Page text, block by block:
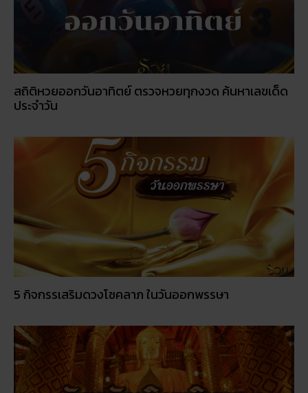
สถิติหวยออกวันอาทิตย์ ตรวจหวยทุกงวด ค้นหาเลขเด็ด
ประจำวัน
5 กิจกรรเสริมดวงโชคลาภ ในวันออกพรรษา